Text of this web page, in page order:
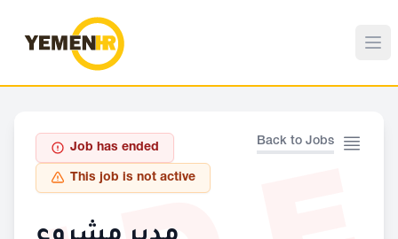
Back to Jobs
Job has ended
This job is not active